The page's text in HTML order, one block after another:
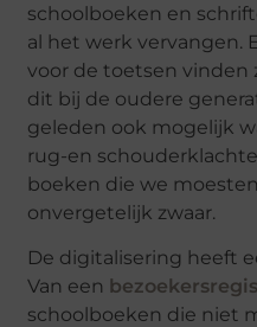
schoolboeken en
al het werk vervangen.
voor de toetsen vinden
dit bij de oudere
geleden ook mogelijk
rug-en
boeken die we
onvergetelijk zwaar.
De digitalisering heeft
Van een
schoolboeken die niet